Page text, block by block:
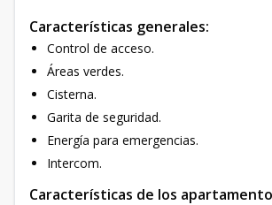
Características generales:
Control de acceso.
Áreas verdes.
Cisterna.
Garita de seguridad.
Energía para emergencias.
Intercom.
Características de los